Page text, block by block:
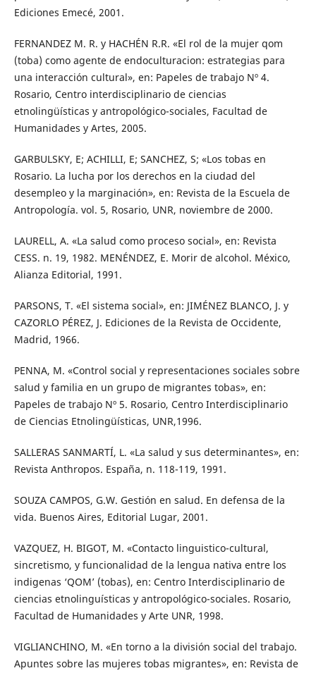
Ediciones Emecé, 2001.
FERNANDEZ M. R. y HACHÉN R.R. «El rol de la mujer qom
(toba) como agente de endoculturacion: estrategias para
una interacción cultural», en: Papeles de trabajo Nº 4.
Rosario, Centro interdisciplinario de ciencias
etnolingüísticas y antropológico-sociales, Facultad de
Humanidades y Artes, 2005.
GARBULSKY, E; ACHILLI, E; SANCHEZ, S; «Los tobas en
Rosario. La lucha por los derechos en la ciudad del
desempleo y la marginación», en: Revista de la Escuela de
Antropología. vol. 5, Rosario, UNR, noviembre de 2000.
LAURELL, A. «La salud como proceso social», en: Revista
CESS. n. 19, 1982. MENÉNDEZ, E. Morir de alcohol. México,
Alianza Editorial, 1991.
PARSONS, T. «El sistema social», en: JIMÉNEZ BLANCO, J. y
CAZORLO PÉREZ, J. Ediciones de la Revista de Occidente,
Madrid, 1966.
PENNA, M. «Control social y representaciones sociales sobre
salud y familia en un grupo de migrantes tobas», en:
Papeles de trabajo Nº 5. Rosario, Centro Interdisciplinario
de Ciencias Etnolingüísticas, UNR,1996.
SALLERAS SANMARTÍ, L. «La salud y sus determinantes», en:
Revista Anthropos. España, n. 118-119, 1991.
SOUZA CAMPOS, G.W. Gestión en salud. En defensa de la
vida. Buenos Aires, Editorial Lugar, 2001.
VAZQUEZ, H. BIGOT, M. «Contacto linguistico-cultural,
sincretismo, y funcionalidad de la lengua nativa entre los
indigenas ‘QOM’ (tobas), en: Centro Interdisciplinario de
ciencias etnolinguísticas y antropológico-sociales. Rosario,
Facultad de Humanidades y Arte UNR, 1998.
VIGLIANCHINO, M. «En torno a la división social del trabajo.
Apuntes sobre las mujeres tobas migrantes», en: Revista de